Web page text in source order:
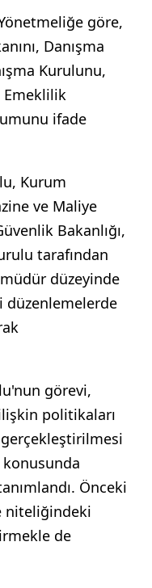
göre,
Danışma
Kurulunu,
Emeklilik
ifade
Kurum
ve Maliye
Bakanlığı,
tarafından
düzeyinde
düzenlemelerde
görevi,
politikaları
konusunda
Önceki
niteliğindeki
de